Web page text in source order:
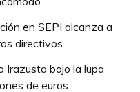
en SEPI alcanza a
directivos
Irazusta bajo la lupa
de euros